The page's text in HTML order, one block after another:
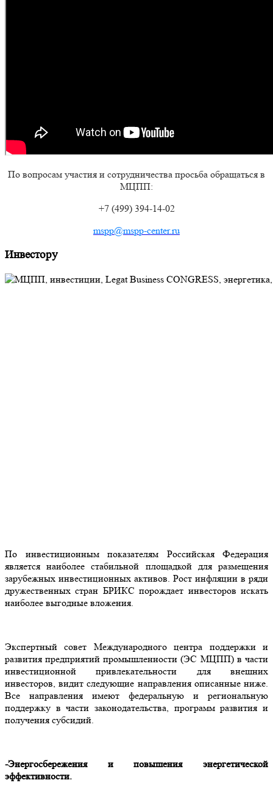
По вопросам участия и сотрудничества просьба обращаться в
МЦПП:
+7 (499) 394-14-02
mspp@mspp-center.ru
Инвестору
По инвестиционным показателям Российская Федерация
является наиболее стабильной площадкой для размещения
зарубежных инвестиционных активов. Рост инфляции в ряди
дружественных стран БРИКС порождает инвесторов искать
наиболее выгодные вложения.
Экспертный совет Международного центра поддержки и
развития предприятий промышленности (ЭС МЦПП) в части
инвестиционной привлекательности для внешних
инвесторов, видит следующие направления описанные ниже.
Все направления имеют федеральную и региональную
поддержку в части законодательства, программ развития и
получения субсидий.
-Энергосбережения и повышения энергетической
эффективности.